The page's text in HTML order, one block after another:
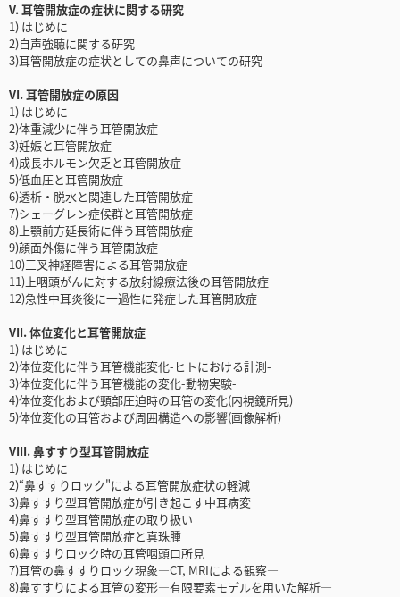
V. 耳管開放症の症状に関する研究
1) はじめに
2)自声強聴に関する研究
3)耳管開放症の症状としての鼻声についての研究
VI. 耳管開放症の原因
1) はじめに
2)体重減少に伴う耳管開放症
3)妊娠と耳管開放症
4)成長ホルモン欠乏と耳管開放症
5)低血圧と耳管開放症
6)透析・脱水と関連した耳管開放症
7)シェーグレン症候群と耳管開放症
8)上顎前方延長術に伴う耳管開放症
9)顔面外傷に伴う耳管開放症
10)三叉神経障害による耳管開放症
11)上咽頭がんに対する放射線療法後の耳管開放症
12)急性中耳炎後に一過性に発症した耳管開放症
VII. 体位変化と耳管開放症
1) はじめに
2)体位変化に伴う耳管機能変化-ヒトにおける計測-
3)体位変化に伴う耳管機能の変化-動物実験-
4)体位変化および頸部圧迫時の耳管の変化(内視鏡所見)
5)体位変化の耳管および周囲構造への影響(画像解析)
VIII. 鼻すすり型耳管開放症
1) はじめに
2)“鼻すすりロック"による耳管開放症状の軽減
3)鼻すすり型耳管開放症が引き起こす中耳病変
4)鼻すすり型耳管開放症の取り扱い
5)鼻すすり型耳管開放症と真珠腫
6)鼻すすりロック時の耳管咽頭口所見
7)耳管の鼻すすりロック現象―CT, MRIによる観察―
8)鼻すすりによる耳管の変形―有限要素モデルを用いた解析―